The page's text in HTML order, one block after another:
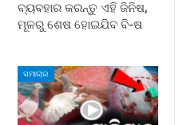
ବ୍ୟବହାର କରନ୍ତୁ ଏହି ଜିନିଷ,
ମୂଳରୁ ଶେଷ ହୋଇଯିବ ବି-ଷ
ସମାଚାର